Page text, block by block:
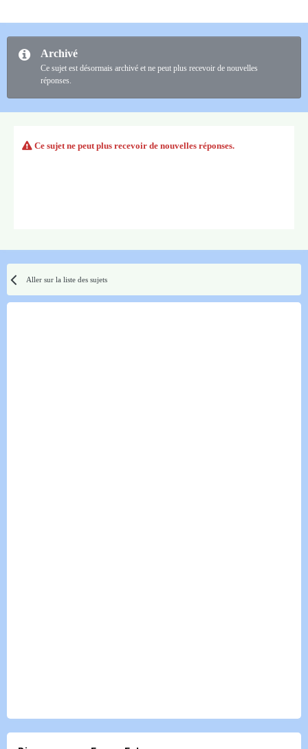
Archivé
Ce sujet est désormais archivé et ne peut plus recevoir de nouvelles
réponses.
Ce sujet ne peut plus recevoir de nouvelles réponses.
Aller sur la liste des sujets